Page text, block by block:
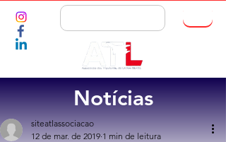
Notícias
siteatlassociacao
12 de mar. de 2019 1 min de leitura